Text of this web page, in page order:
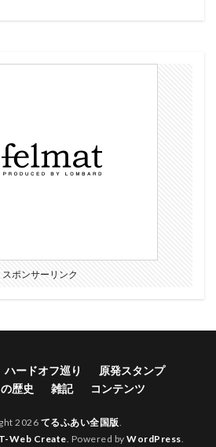
スポンサーリンク
ハードオフ巡り
原発スタンプ
歴史
雑記 コンテンツ
2026 てるふあい全国版
Web Create . Powered byWordPress